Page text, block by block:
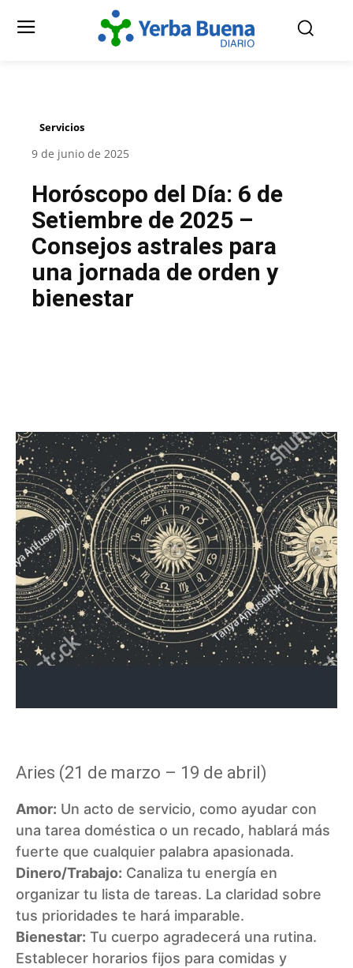
Servicios
9 de junio de 2025
Horóscopo del Día: 6 de
Setiembre de 2025 –
Consejos astrales para
una jornada de orden y
bienestar
Aries (21 de marzo – 19 de abril)
Amor: Un acto de servicio, como ayudar con
una tarea doméstica o un recado, hablará más
fuerte que cualquier palabra apasionada.
Dinero/Trabajo: Canaliza tu energía en
organizar tu lista de tareas. La claridad sobre
tus prioridades te hará imparable.
Bienestar: Tu cuerpo agradecerá una rutina.
Establecer horarios fijos para comidas y